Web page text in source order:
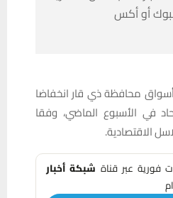
أو أكس
محافظة ذي قار انخفاضا
في الأسبوع الماضي، وفقا
الاقتصادية.
فورية عبر قناة شبكة أخبار